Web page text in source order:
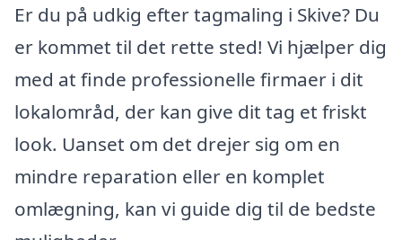
Er du på udkig efter tagmaling i Skive? Du
er kommet til det rette sted! Vi hjælper dig
med at finde professionelle firmaer i dit
lokalområd, der kan give dit tag et friskt
look. Uanset om det drejer sig om en
mindre reparation eller en komplet
omlægning, kan vi guide dig til de bedste